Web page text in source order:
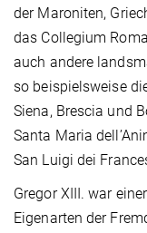
der Maroniten,
das Collegium
auch andere
so beispielsweise
Siena, Brescia und
Santa Maria
San Luigi dei
Gregor XIII. war
Eigenarten der